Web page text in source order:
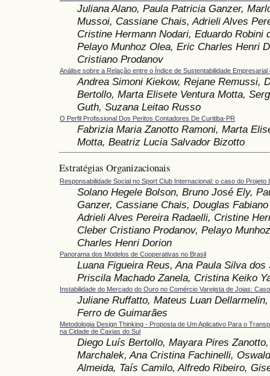
Juliana Alano, Paula Patricia Ganzer,
Mussoi, Cassiane Chais, Adrieli Alves
Cristine Hermann Nodari, Eduardo Robini
Pelayo Munhoz Olea, Eric Charles Henri
Cristiano Prodanov
Análise sobre a Relação entre o Índice de Sustentabilidade
Andrea Simoni Kiekow, Rejane Remussi,
Bertollo, Marta Elisete Ventura Motta,
Guth, Suzana Leitao Russo
O Perfil Profissional Dos Peritos Contadores De Curitiba-PR
Fabrizia Maria Zanotto Ramoni, Marta
Motta, Beatriz Lucia Salvador Bizotto
Estratégias Organizacionais
Responsabilidade Social no Sport Club Internacional: o caso do Projeto
Solano Hegele Bolson, Bruno José Ely,
Ganzer, Cassiane Chais, Douglas
Adrieli Alves Pereira Radaelli, Cristine
Cleber Cristiano Prodanov, Pelayo
Charles Henri Dorion
Panorama dos Modelos de Cooperativas no Brasil
Luana Figueira Reus, Ana Paula Silva dos
Priscila Machado Zanela, Cristina Keiko
Instabilidade do Mercado do Ouro no Comércio Varejista de Joias:
Juliane Ruffatto, Mateus Luan
Ferro de Guimarães
Metodologia Design Thinking - Proposta de Um Aplicativo Para o
na Cidade de Caxias do Sul
Diego Luís Bertollo, Mayara Pires
Marchalek, Ana Cristina Fachinelli,
Almeida, Taís Camilo, Alfredo Ribeiro,